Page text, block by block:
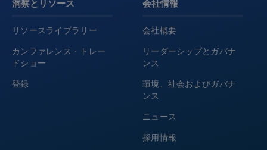
洞察とリソース
リソースライブラリー
カンファレンス・トレー
ドショー
登録
会社情報
会社概要
リーダーシップとガバナ
ンス
環境、社会およびガバナ
ンス
ニュース
採用情報